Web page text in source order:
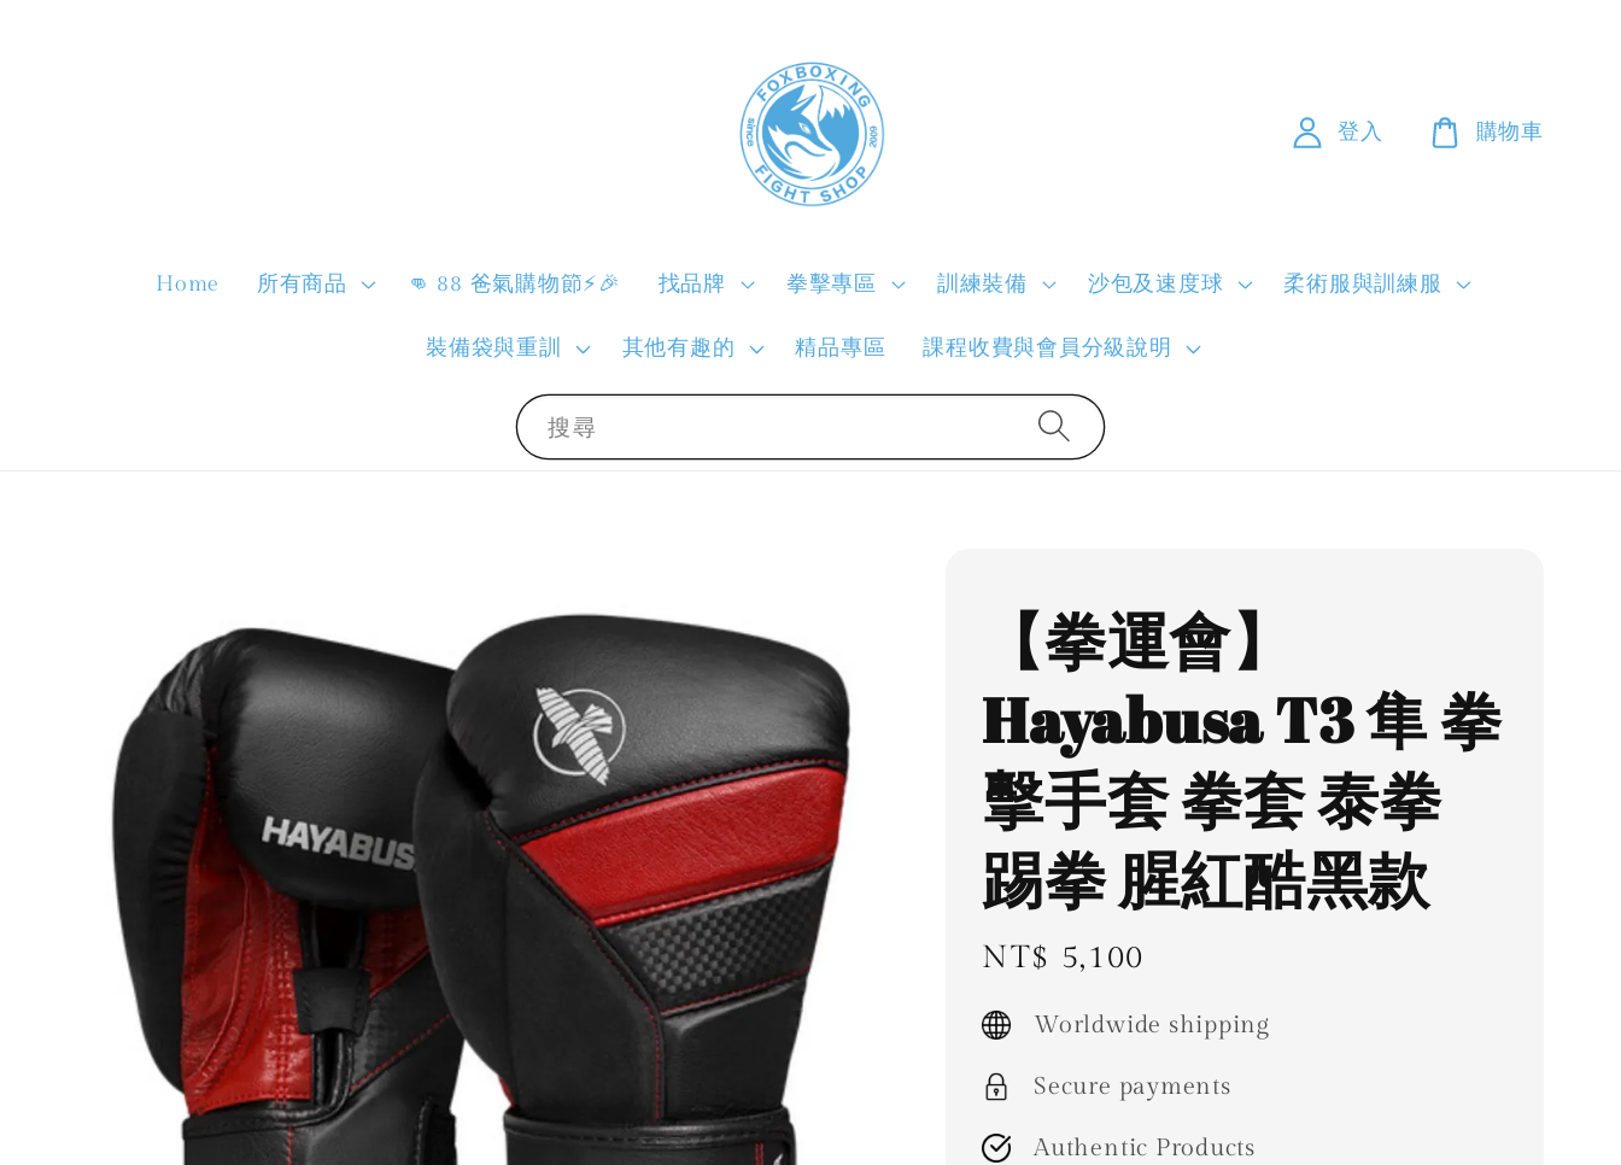
搜尋
Home 所有商品 👊 88 爸氣購物節⚡🎉 找品牌 拳擊專區 訓練裝備 沙包及速度球 柔術服與訓練服
裝備袋與重訓 其他有趣的 精品專區 課程收費與會員分級說明
登入 購物車
【拳運會】
Hayabusa T3 隼 拳
擊手套 拳套 泰拳
踢拳 腥紅酷黑款
Regular
price
NT$ 5,100
Worldwide shipping
Secure payments
Authentic Products